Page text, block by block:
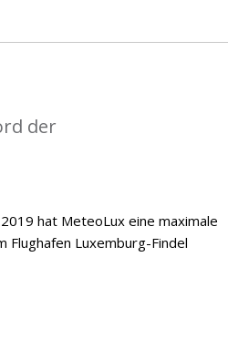
der
hat MeteoLux eine maximale
Luxemburg-Findel